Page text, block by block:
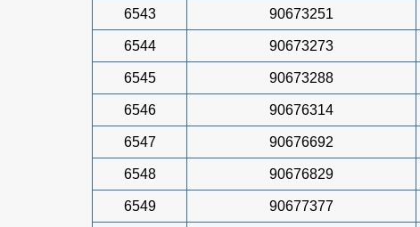
6543 90673251
6544 90673273
6545 90673288
6546 90676314
6547 90676692
6548 90676829
6549 90677377